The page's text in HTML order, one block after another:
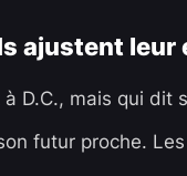
ajustent leur
D.C., mais qui dit
futur proche. Les